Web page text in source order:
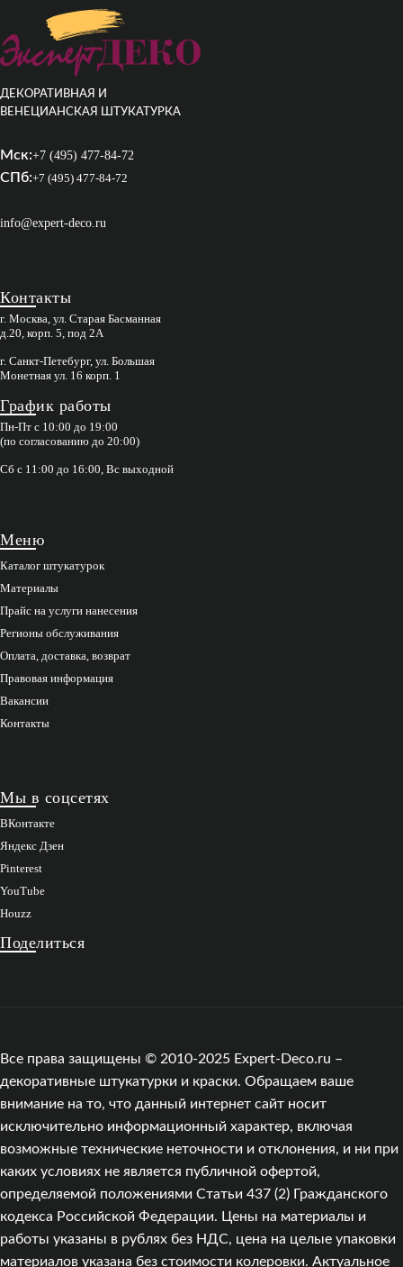
ДЕКОРАТИВНАЯ И
ВЕНЕЦИАНСКАЯ ШТУКАТУРКА
Мск:+7 (495) 477-84-72
СПб:+7 (495) 477-84-72
info@expert-deco.ru
Контакты
г. Москва, ул. Старая Басманная
д.20, корп. 5, под 2А
г. Санкт-Петебург, ул. Большая
Монетная ул. 16 корп. 1
График работы
Пн-Пт с 10:00 до 19:00
(по согласованию до 20:00)
Сб с 11:00 до 16:00, Вс выходной
Меню
Каталог штукатурок
Материалы
Прайс на услуги нанесения
Регионы обслуживания
Оплата, доставка, возврат
Правовая информация
Вакансии
Контакты
Мы в соцсетях
ВКонтакте
Яндекс Дзен
Pinterest
YouTube
Houzz
Поделиться
Все права защищены © 2010-2025 Expert-Deco.ru –
декоративные штукатурки и краски. Обращаем ваше
внимание на то, что данный интернет сайт носит
исключительно информационный характер, включая
возможные технические неточности и отклонения, и ни при
каких условиях не является публичной офертой,
определяемой положениями Статьи 437 (2) Гражданского
кодекса Российской Федерации. Цены на материалы и
работы указаны в рублях без НДС, цена на целые упаковки
материалов указана без стоимости колеровки. Актуальное